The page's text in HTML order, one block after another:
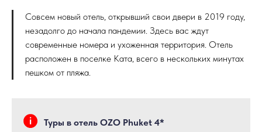
Совсем новый отель, открывший свои двери в 2019 году,
незадолго до начала пандемии. Здесь вас ждут
современные номера и ухоженная территория. Отель
расположен в поселке Ката, всего в нескольких минутах
пешком от пляжа.
Туры в отель OZO Phuket 4*